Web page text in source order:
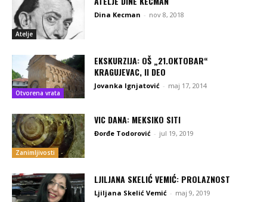
Atelje
Dina Kecman - nov 8, 2018
Otvorena vrata
EKSKURZIJA: OŠ „21.OKTOBAR“
KRAGUJEVAC, II DEO
Jovanka Ignjatović - maj 17, 2014
Zanimljivosti
VIC DANA: MEKSIKO SITI
Đorđe Todorović - jul 19, 2019
LJILJANA SKELIĆ VEMIĆ: PROLAZNOST
Ljiljana Skelić Vemić - maj 9, 2019